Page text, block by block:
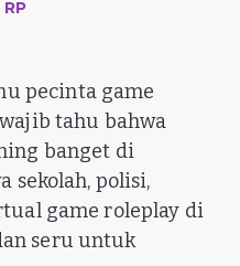
pecinta game
tahu bahwa
banget di
sekolah, polisi,
game roleplay di
seru untuk